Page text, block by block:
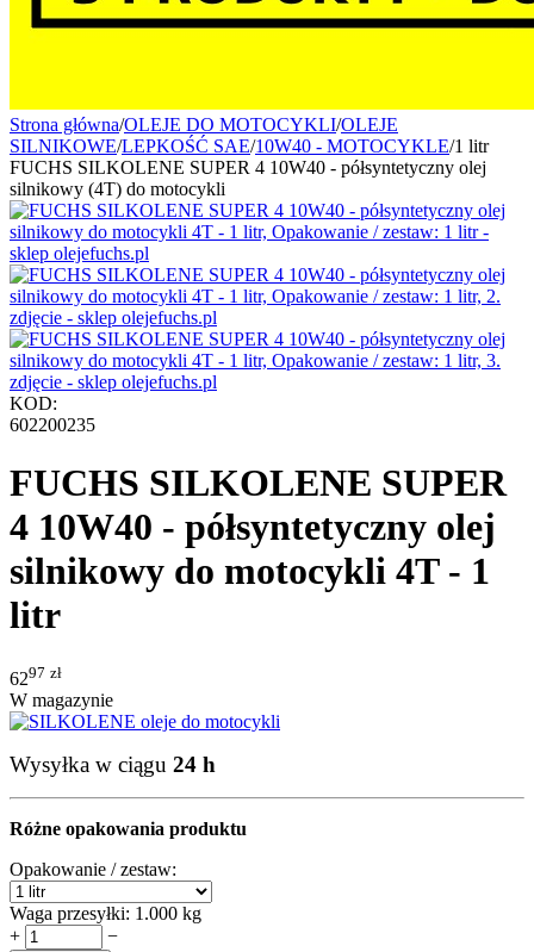
Strona główna/OLEJE DO MOTOCYKLI/OLEJE
SILNIKOWE/LEPKOŚĆ SAE/10W40 - MOTOCYKLE/1 litr
FUCHS SILKOLENE SUPER 4 10W40 - półsyntetyczny olej
silnikowy (4T) do motocykli
KOD:
602200235
FUCHS SILKOLENE SUPER
4 10W40 - półsyntetyczny olej
silnikowy do motocykli 4T - 1
litr
6297 zł
W magazynie
Wysyłka w ciągu 24 h
Różne opakowania produktu
Opakowanie / zestaw:
Waga przesyłki: 1.000 kg
+
−